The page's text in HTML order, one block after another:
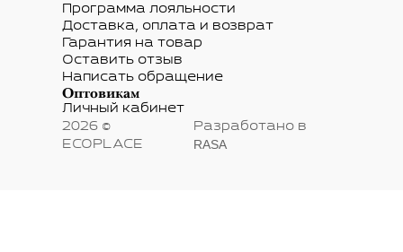
Программа лояльности
Доставка, оплата и возврат
Гарантия на товар
Оставить отзыв
Написать обращение
Оптовикам
Личный кабинет
2026 ©
ECOPLACE
Разработано в
RASA